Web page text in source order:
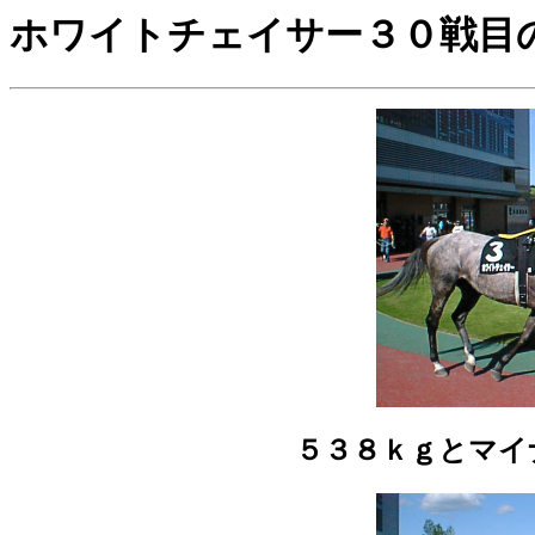
ホワイトチェイサー３０戦目
５３８ｋｇとマ